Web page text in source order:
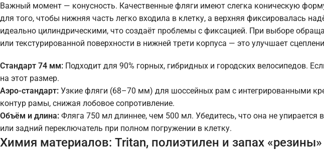
Важный момент — конусность. Качественные фляги имеют слегка коническую
для того, чтобы нижняя часть легко входила в клетку, а верхняя фиксировалась
идеально цилиндрическими, что создаёт проблемы с фиксацией. При выборе
или текстурированной поверхности в нижней трети корпуса — это улучшает
Стандарт 74 мм: Подходит для 90% горных, гибридных и городских велосипедов.
на этот размер.
Аэро-стандарт: Узкие фляги (68–70 мм) для шоссейных рам с интегрированными
контур рамы, снижая лобовое сопротивление.
Объём и длина: Фляга 750 мл длиннее, чем 500 мл. Убедитесь, что она не
или задний переключатель при полном погружении в клетку.
Химия материалов: Tritan, полиэтилен и запах «резины»